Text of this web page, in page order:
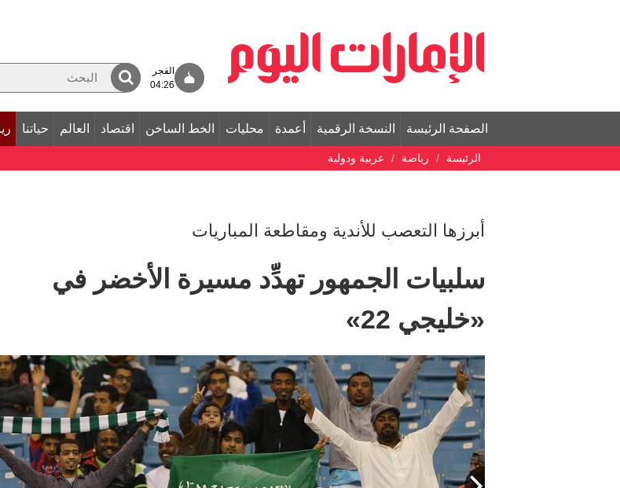
الفجر
04:26
الصفحة الرئيسة النسخة الرقمية أعمدة محليات الخط الساخن اقتصاد العالم حياتنا
الرئيسة رياضة عربية ودولية
أبرزها التعصب للأندية ومقاطعة المباريات
سلبيات الجمهور تهدِّد مسيرة الأخضر في
«خليجي 22»